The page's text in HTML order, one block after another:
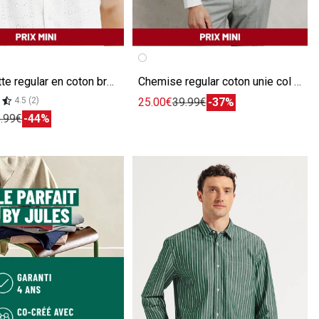
Chemisette regular en coton broderie anglaise
4.5 (2)
-44%
Image précédente
Image suivante
Chemise regular coton unie col mao ouvert
25.00€39.99€-37%